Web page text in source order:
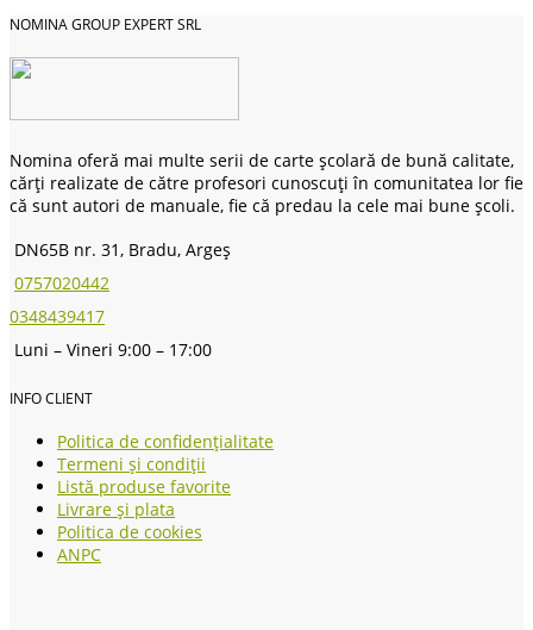
NOMINA GROUP EXPERT SRL
Nomina oferă mai multe serii de carte școlară de bună calitate,
cărți realizate de către profesori cunoscuți în comunitatea lor fie
că sunt autori de manuale, fie că predau la cele mai bune școli.
DN65B nr. 31, Bradu, Argeș
0757020442
0348439417
Luni – Vineri 9:00 – 17:00
INFO CLIENT
Politica de confidențialitate
Termeni și condiții
Listă produse favorite
Livrare și plata
Politica de cookies
ANPC